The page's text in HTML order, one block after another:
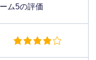
ム5の評価